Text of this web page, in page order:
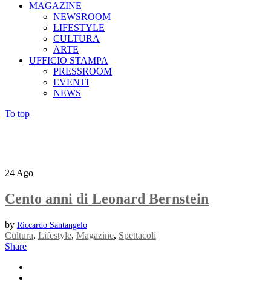
MAGAZINE
NEWSROOM
LIFESTYLE
CULTURA
ARTE
UFFICIO STAMPA
PRESSROOM
EVENTI
NEWS
To top
24 Ago
Cento anni di Leonard Bernstein
by Riccardo Santangelo
Cultura, Lifestyle, Magazine, Spettacoli
Share